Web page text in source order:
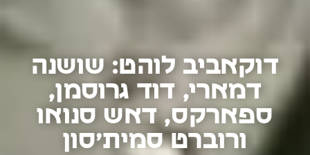
דוקאביב לוהט: שושנה
דמארי, דוד גרוסמן,
ספארקס, דאש סנואו
ורוברט סמית׳סון